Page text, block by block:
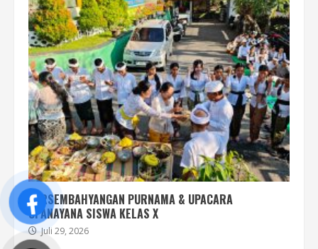
PERSEMBAHYANGAN PURNAMA & UPACARA
UPANAYANA SISWA KELAS X
Juli 29, 2026